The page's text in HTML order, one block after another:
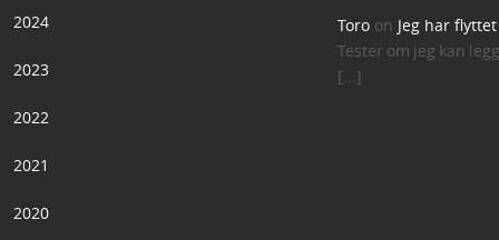
2024
2023
2022
2021
2020
Toro on Jeg har
Tester om jeg kan
[...]